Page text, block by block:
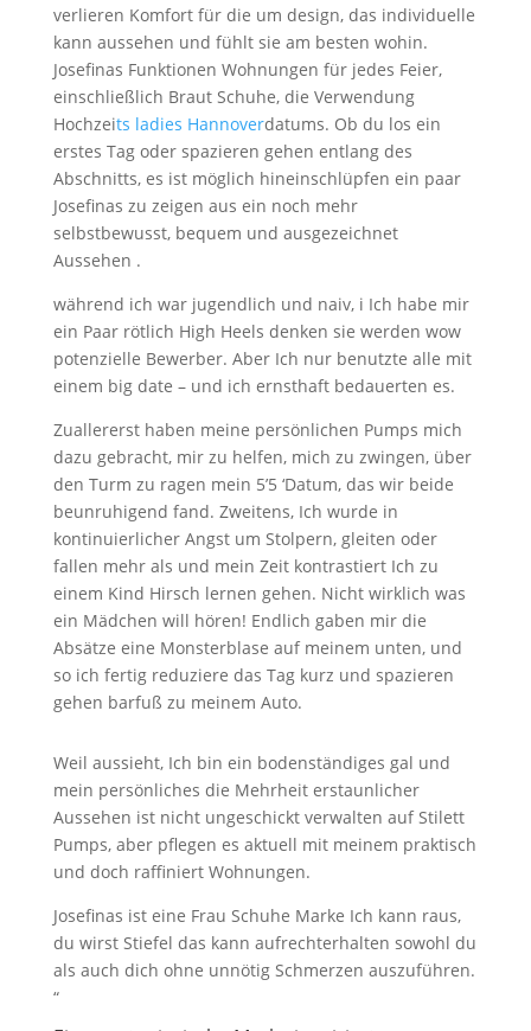
verlieren Komfort für die um design, das individuelle
kann aussehen und fühlt sie am besten wohin.
Josefinas Funktionen Wohnungen für jedes Feier,
einschließlich Braut Schuhe, die Verwendung
Hochzeits ladies Hannoverdatums. Ob du los ein
erstes Tag oder spazieren gehen entlang des
Abschnitts, es ist möglich hineinschlüpfen ein paar
Josefinas zu zeigen aus ein noch mehr
selbstbewusst, bequem und ausgezeichnet
Aussehen .
während ich war jugendlich und naiv, i Ich habe mir
ein Paar rötlich High Heels denken sie werden wow
potenzielle Bewerber. Aber Ich nur benutzte alle mit
einem big date – und ich ernsthaft bedauerten es.
Zuallererst haben meine persönlichen Pumps mich
dazu gebracht, mir zu helfen, mich zu zwingen, über
den Turm zu ragen mein 5’5 ‘Datum, das wir beide
beunruhigend fand. Zweitens, Ich wurde in
kontinuierlicher Angst um Stolpern, gleiten oder
fallen mehr als und mein Zeit kontrastiert Ich zu
einem Kind Hirsch lernen gehen. Nicht wirklich was
ein Mädchen will hören! Endlich gaben mir die
Absätze eine Monsterblase auf meinem unten, und
so ich fertig reduziere das Tag kurz und spazieren
gehen barfuß zu meinem Auto.
Weil aussieht, Ich bin ein bodenständiges gal und
mein persönliches die Mehrheit erstaunlicher
Aussehen ist nicht ungeschickt verwalten auf Stilett
Pumps, aber pflegen es aktuell mit meinem praktisch
und doch raffiniert Wohnungen.
Josefinas ist eine Frau Schuhe Marke Ich kann raus,
du wirst Stiefel das kann aufrechterhalten sowohl du
als auch dich ohne unnötig Schmerzen auszuführen.
“